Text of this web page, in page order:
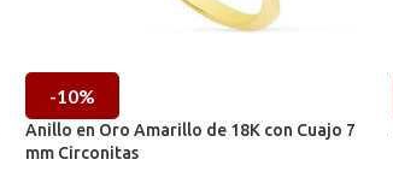
-10%
Anillo en Oro Amarillo de 18K con Cuajo 7
mm Circonitas